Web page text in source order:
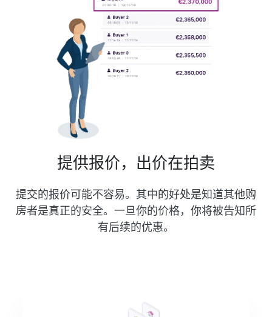
提供报价，出价在拍卖
提交的报价可能不容易。其中的好处是知道其他购
房者是真正的安全。一旦你的价格，你将被告知所
有后续的优惠。